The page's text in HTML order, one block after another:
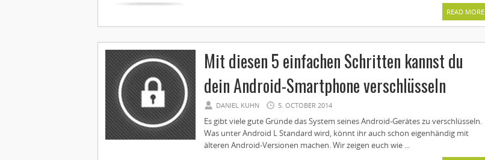
READ MORE
Mit diesen 5 einfachen Schritten kannst du
dein Android-Smartphone verschlüsseln
DANIEL KUHN 5. OCTOBER 2014
Es gibt viele gute Gründe das System seines Android-Gerätes zu verschlüsseln.
Was unter Android L Standard wird, könnt ihr auch schon eigenhändig mit
älteren Android-Versionen machen. Wir zeigen euch wie ...